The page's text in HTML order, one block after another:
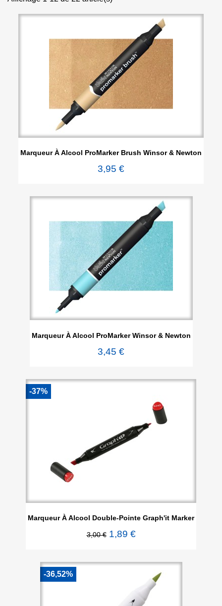
Marqueur À Alcool ProMarker Brush Winsor & Newton
3,95 €
Marqueur À Alcool ProMarker Winsor & Newton
3,45 €
Marqueur À Alcool Double-Pointe Graph'it Marker
3,00 € 1,89 €
-37%
-36,52%